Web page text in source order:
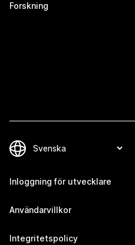
Forskning
Inloggning för utvecklare
Användarvillkor
Integritetspolicy